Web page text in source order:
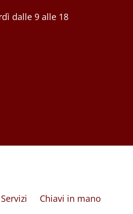
dalle 9 alle 18
Servizi
Chiavi in mano